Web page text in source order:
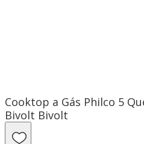
Cooktop a Gás Philco 5
Bivolt Bivolt